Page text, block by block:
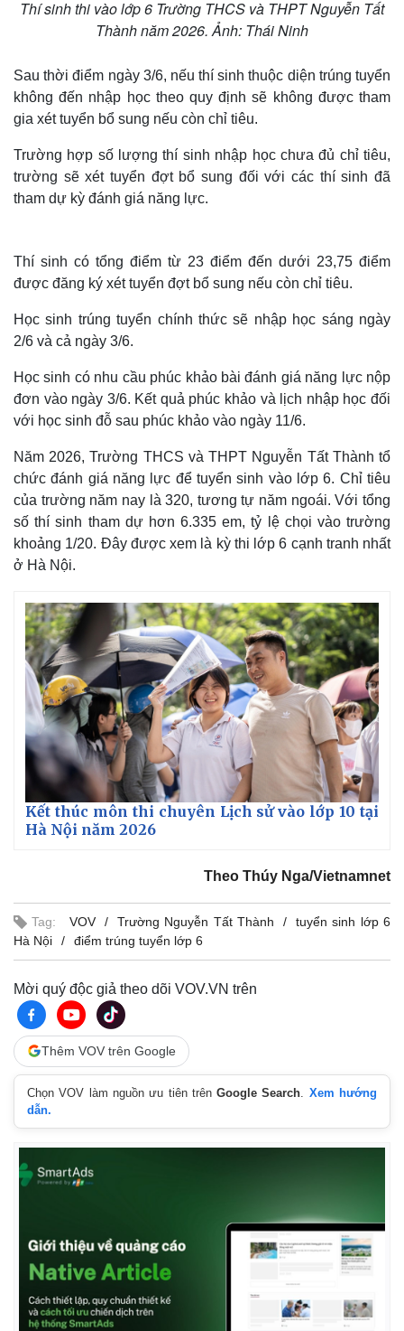
Thế giới
Quan sát
Cuộc sống đó đây
Hồ sơ
Multimedia
Video
Ảnh
E-Magazine
Infographic
Thí sinh thi vào lớp 6 Trường THCS và THPT Nguyễn Tất
Thành năm 2026. Ảnh: Thái Ninh
Sau thời điểm ngày 3/6, nếu thí sinh thuộc diện trúng tuyển
không đến nhập học theo quy định sẽ không được tham
gia xét tuyển bổ sung nếu còn chỉ tiêu.
Trường hợp số lượng thí sinh nhập học chưa đủ chỉ tiêu,
trường sẽ xét tuyển đợt bổ sung đối với các thí sinh đã
tham dự kỳ đánh giá năng lực.
Thí sinh có tổng điểm từ 23 điểm đến dưới 23,75 điểm
được đăng ký xét tuyển đợt bổ sung nếu còn chỉ tiêu.
Học sinh trúng tuyển chính thức sẽ nhập học sáng ngày
2/6 và cả ngày 3/6.
Học sinh có nhu cầu phúc khảo bài đánh giá năng lực nộp
đơn vào ngày 3/6. Kết quả phúc khảo và lịch nhập học đối
với học sinh đỗ sau phúc khảo vào ngày 11/6.
Năm 2026, Trường THCS và THPT Nguyễn Tất Thành tổ
chức đánh giá năng lực để tuyển sinh vào lớp 6. Chỉ tiêu
của trường năm nay là 320, tương tự năm ngoái. Với tổng
số thí sinh tham dự hơn 6.335 em, tỷ lệ chọi vào trường
khoảng 1/20. Đây được xem là kỳ thi lớp 6 cạnh tranh nhất
ở Hà Nội.
Kết thúc môn thi chuyên Lịch sử vào lớp 10 tại
Hà Nội năm 2026
Theo Thúy Nga/Vietnamnet
Tag: VOV Trường Nguyễn Tất Thành
tuyển sinh lớp 6
Hà Nội
điểm trúng tuyển lớp 6
Mời quý độc giả theo dõi VOV.VN trên
Thêm VOV trên Google
Chọn VOV làm nguồn ưu tiên trênGoogle Search
Xem hướng
dẫn.